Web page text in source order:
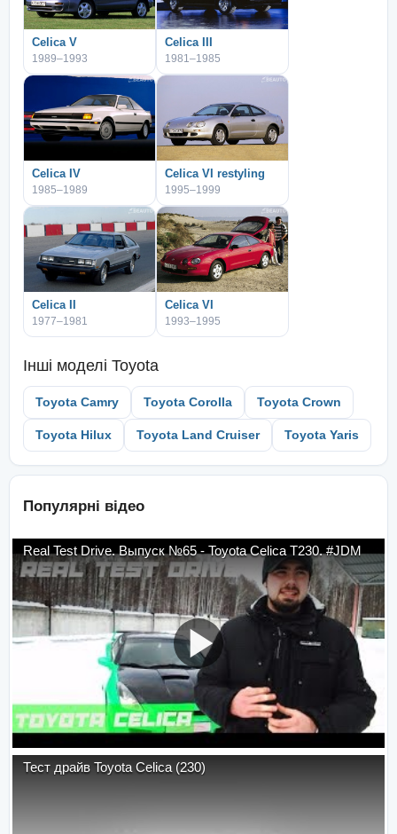
Celica V
1989–1993
Celica III
1981–1985
Celica IV
1985–1989
Celica VI restyling
1995–1999
Celica II
1977–1981
Celica VI
1993–1995
Інші моделі Toyota
Toyota Camry Toyota Corolla Toyota Crown
Toyota Hilux Toyota Land Cruiser Toyota Yaris
Популярні відео
Real Test Drive. Выпуск №65 - Toyota Celica T230. #JDM
Тест драйв Toyota Celica (230)